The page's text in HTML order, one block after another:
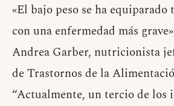
«El bajo peso se ha
con una enfermedad más
Andrea Garber, nutricionista
de Trastornos de la
“Actualmente, un tercio de los